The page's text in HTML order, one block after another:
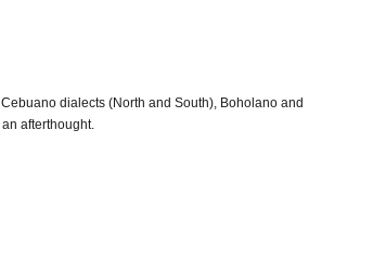
dialects (North and South), Boholano and
afterthought.